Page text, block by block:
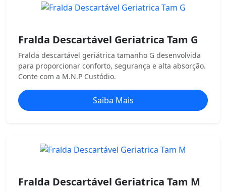
Fralda Descartável Geriatrica Tam G
Fralda descartável geriátrica tamanho G desenvolvida
para proporcionar conforto, segurança e alta absorção.
Conte com a M.N.P Custódio.
Saiba Mais
Fralda Descartável Geriatrica Tam M